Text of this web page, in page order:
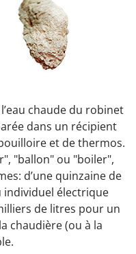
chaude du robinet
dans un récipient
et de thermos.
"ballon" ou "boiler",
d’une quinzaine de
électrique
de litres pour un
chaudière (ou à la